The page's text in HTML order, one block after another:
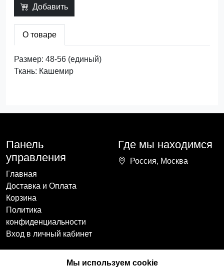
Добавить
О товаре
Размер: 48-56 (единый)
Ткань: Кашемир
Панель
управления
Главная
Доставка и Оплата
Корзина
Политика
конфиденциальности
Вход в личный кабинет
Где мы находимся
Россия, Москва
Наши контакты
Мы в социальных
сетях
Мы используем cookie